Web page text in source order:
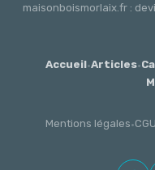
maisonboismorlaix.fr :
Accueil·Articles·
Mentions légales·CGU